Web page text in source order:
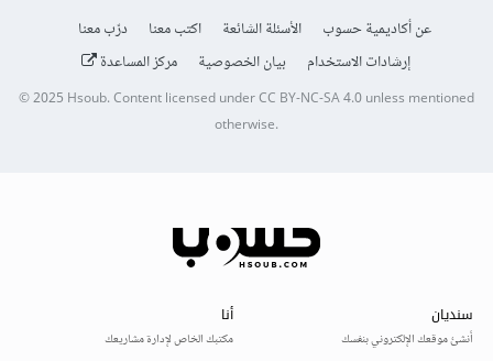
عن أكاديمية حسوب الأسئلة الشائعة اكتب معنا
درّب معنا
إرشادات الاستخدام
بيان الخصوصية مركز المساعدة
© 2025Hsoub.Content licensed underCC BY-NC-SA 4.0unless mentioned
otherwise.